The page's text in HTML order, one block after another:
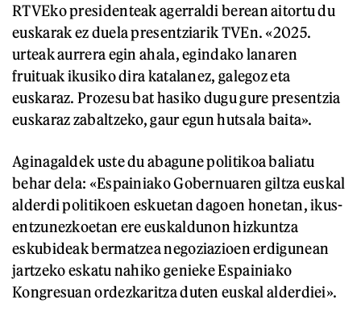
RTVEko presidenteak agerraldi berean aitortu du
euskarak ez duela presentziarik TVEn. «2025.
urteak aurrera egin ahala, egindako lanaren
fruituak ikusiko dira katalanez, galegoz eta
euskaraz. Prozesu bat hasiko dugu gure presentzia
euskaraz zabaltzeko, gaur egun hutsala baita».
Aginagaldek uste du abagune politikoa baliatu
behar dela: «Espainiako Gobernuaren giltza euskal
alderdi politikoen eskuetan dagoen honetan, ikus-
entzunezkoetan ere euskaldunon hizkuntza
eskubideak bermatzea negoziazioen erdigunean
jartzeko eskatu nahiko genieke Espainiako
Kongresuan ordezkaritza duten euskal alderdiei».